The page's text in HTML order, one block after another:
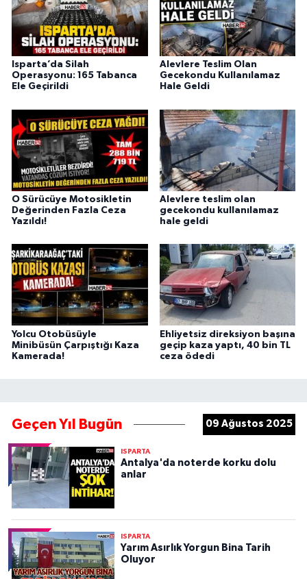
Isparta’da Silah
Operasyonu: 165 Tabanca
Ele Geçirildi
Alevlere Teslim Olan
Gecekondu Kullanılamaz
Hale Geldi
O Sürücüye Motosikletin
Değerinden Fazla Ceza
Yazıldı!
Alevlere teslim olan
gecekondu kullanılamaz
hale geldi
Yolcu Otobüsüyle
Minibüsün Çarpıştığı Kaza
Kamerada!
Ehliyetsiz direksiyon başına
geçip kaza yaptı, 40 bin TL
ceza ödedi
Geçen Yıl Bugün 09 Ağustos 2025
ISPARTA
Antalya'da noterde korku dolu
anlar
ISPARTA
Yarım Asırlık Yorgun Bina Tarih
Oluyor